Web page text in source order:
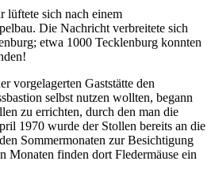
lüftete sich nach einem
Die Nachricht verbreitete sich
etwa 1000 Tecklenburg konnten
vorgelagerten Gaststätte den
selbst nutzen wollten, begann
zu errichten, durch den man die
1970 wurde der Stollen bereits an die
Sommermonaten zur Besichtigung
Monaten finden dort Fledermäuse ein